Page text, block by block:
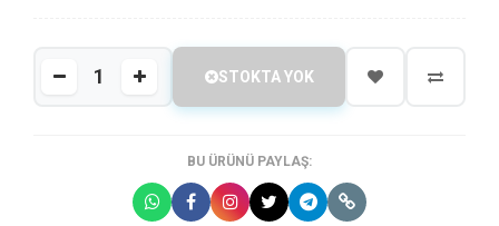
STOKTA YOK
BU ÜRÜNÜ PAYLAŞ: